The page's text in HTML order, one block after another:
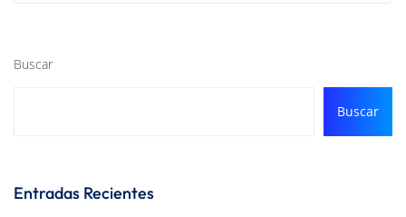
Buscar
Buscar
Entradas Recientes